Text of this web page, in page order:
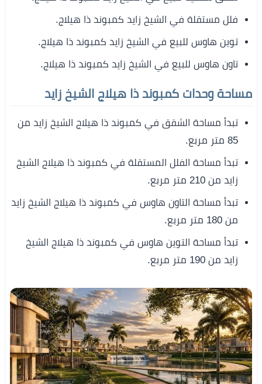
فلل مستقلة في الشيخ زايد كمبوند ذا هيلاج.
توين هاوس للبيع في الشيخ زايد كمبوند ذا هيلاج.
تاون هاوس للبيع في الشيخ زايد كمبوند ذا هيلاج.
مساحة وحدات كمبوند ذا هيلاج الشيخ زايد
تبدأ مساحة الشقق في كمبوند ذا هيلاج الشيخ زايد من
85 متر مربع.
تبدأ مساحة الفلل المستقلة في كمبوند ذا هيلاج الشيخ
زايد من 210 متر مربع.
تبدأ مساحة التاون هاوس في كمبوند ذا هيلاج الشيخ زايد
من 180 متر مربع.
تبدأ مساحة التوين هاوس في كمبوند ذا هيلاج الشيخ
زايد من 190 متر مربع.